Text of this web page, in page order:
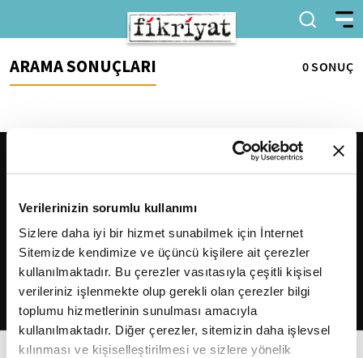
Verilerinizin sorumlu kullanımı
Sizlere daha iyi bir hizmet sunabilmek için İnternet
Sitemizde kendimize ve üçüncü kişilere ait çerezler
kullanılmaktadır. Bu çerezler vasıtasıyla çeşitli kişisel
verileriniz işlenmekte olup gerekli olan çerezler bilgi
toplumu hizmetlerinin sunulması amacıyla
kullanılmaktadır. Diğer çerezler, sitemizin daha işlevsel
kılınması ve kişiselleştirilmesi ve sizlere yönelik
ARAMA SONUÇLARI 0 SONUÇ
2026Fikriyat. Tüm hakları saklıdır.